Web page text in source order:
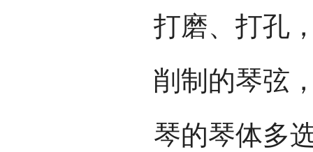
打磨、打孔
削制的琴弦
琴的琴体多